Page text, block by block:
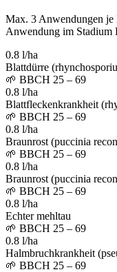
Max. 3 Anwendungen
Anwendung im Stadium
0.8 l/ha
Blattdürre
🌱 BBCH 25 – 69
0.8 l/ha
Blattfleckenkrankheit
🌱 BBCH 25 – 69
0.8 l/ha
Braunrost (puccinia
🌱 BBCH 25 – 69
0.8 l/ha
Braunrost (puccinia
🌱 BBCH 25 – 69
0.8 l/ha
Echter mehltau
🌱 BBCH 25 – 69
0.8 l/ha
Halmbruchkrankheit
🌱 BBCH 25 – 69